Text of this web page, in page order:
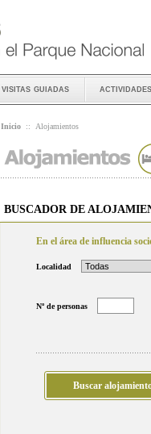
visitas guiadas actividades
Inicio :: Alojamientos
BUSCADOR DE
En el área de influencia
Localidad
Nº de personas